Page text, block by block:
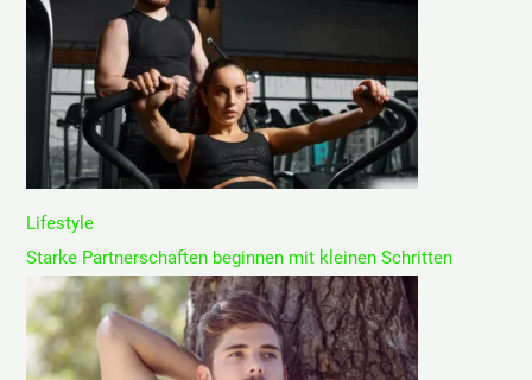
Lifestyle
Starke Partnerschaften beginnen mit kleinen Schritten